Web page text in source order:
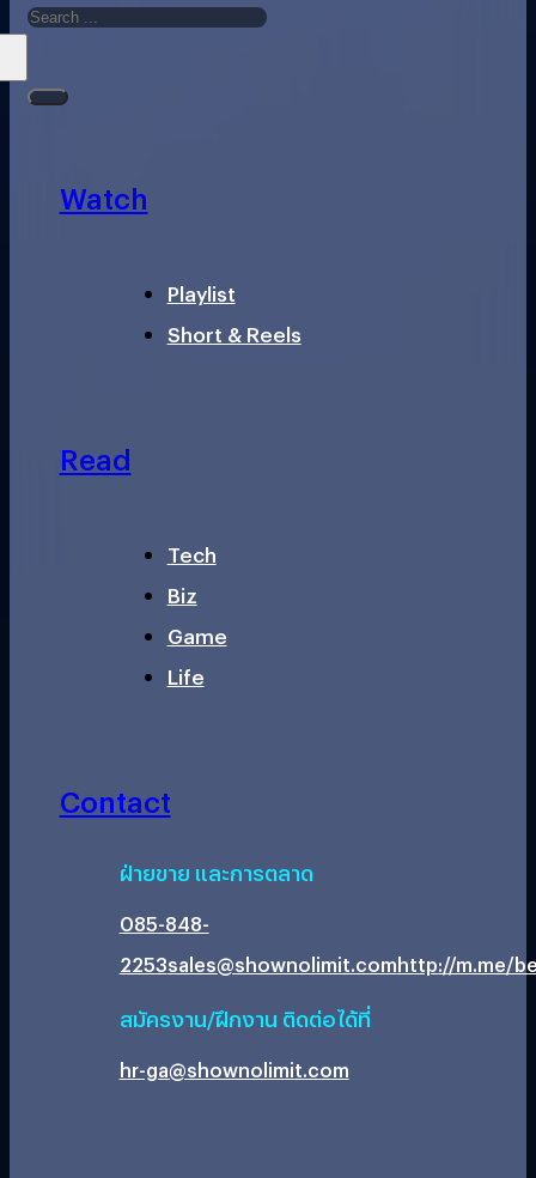
Watch
Playlist
Short & Reels
Read
Tech
Biz
Game
Life
Contact
ฝ่ายขาย และการตลาด
085-848-
2253sales@shownolimit.comhttp://m.me/
สมัครงาน/ฝึกงาน ติดต่อได้ที่
hr-ga@shownolimit.com